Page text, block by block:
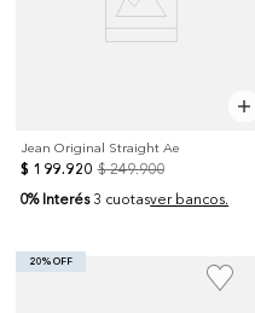
Jean Original Straight Ae
$ 199.920 $ 249.900
0% Interés 3 cuotasver bancos.
20% OFF